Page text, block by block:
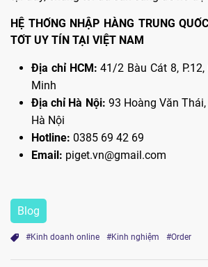
HỆ THỐNG NHẬP HÀNG TRUNG
TỐT UY TÍN TẠI VIỆT NAM
Địa chỉ HCM: 41/2 Bàu Cát 8,
Minh
Địa chỉ Hà Nội: 93 Hoàng Văn
Hà Nội
Hotline: 0385 69 42 69
Email: piget.vn@gmail.com
Blog
#Kinh doanh online #Kinh nghiệm #Order